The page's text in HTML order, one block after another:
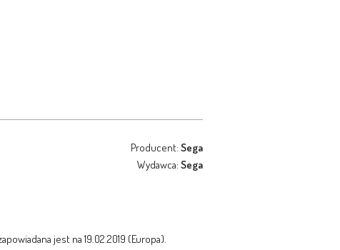
Producent: Sega
Wydawca: Sega
jest na 19.02.2019 (Europa).